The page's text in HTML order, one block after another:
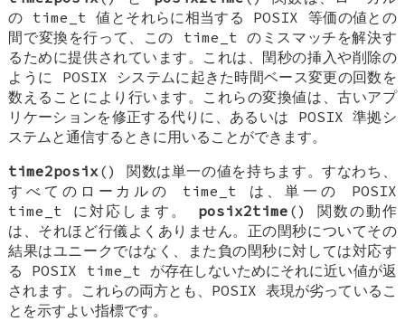
の time_t 値とそれらに相当する POSIX 等価の値との
間で変換を行って、この time_t のミスマッチを解決す
るために提供されています。これは、閏秒の挿入や削除の
ように POSIX システムに起きた時間ベース変更の回数を
数えることにより行います。これらの変換値は、古いアプ
リケーションを修正する代りに、あるいは POSIX 準拠シ
ステムと通信するときに用いることができます。
time2posix() 関数は単一の値を持ちます。すなわち、
すべてのローカルの time_t は、単一の POSIX
time_t に対応します。 posix2time () 関数の動作
は、それほど行儀よくありません。正の閏秒についてその
結果はユニークではなく、また負の閏秒に対しては対応す
る POSIX time_t が存在しないためにそれに近い値が返
されます。これらの両方とも、POSIX 表現が劣っているこ
とを示すよい指標です。